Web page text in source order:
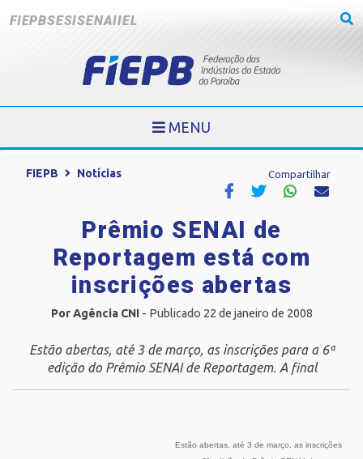
FIEPBSESISENAIIEL
MENU
FIEPB Notícias Compartilhar
Prêmio SENAI de
Reportagem está com
inscrições abertas
Por Agência CNI- Publicado 22 de janeiro de 2008
Estão abertas, até 3 de março, as inscrições para a 6ª
edição do Prêmio SENAI de Reportagem. A final
Estão abertas, até 3 de março, as inscrições